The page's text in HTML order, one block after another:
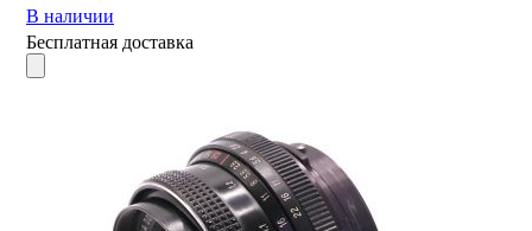
В наличии
Бесплатная доставка